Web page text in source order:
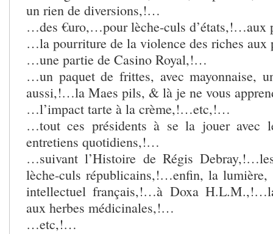
un rien de diversions,!…
…des €uro,…pour lèche-culs d’états,!…aux
…la pourriture de la violence des riches
…une partie de Casino Royal,!…
…un paquet de frittes, avec mayonnaise,
aussi,!…la Maes pils, & là je ne vous
…l’impact tarte à la crème,!…etc,!…
…tout ces présidents à se la jouer avec
entretiens quotidiens,!…
…suivant l’Histoire de Régis
lèche-culs républicains,!…enfin, la lumière,
intellectuel français,!…à Doxa
aux herbes médicinales,!…
…etc,!…